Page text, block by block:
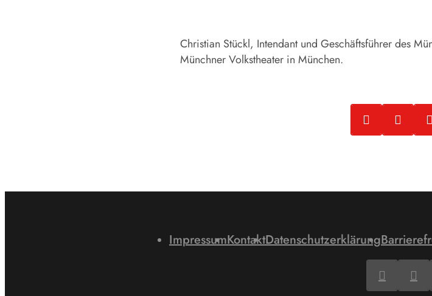
Christian Stückl, Intendant und Geschäftsführer des
Münchner Volkstheater in München.
ImpressumKontaktDatenschutzerklärung